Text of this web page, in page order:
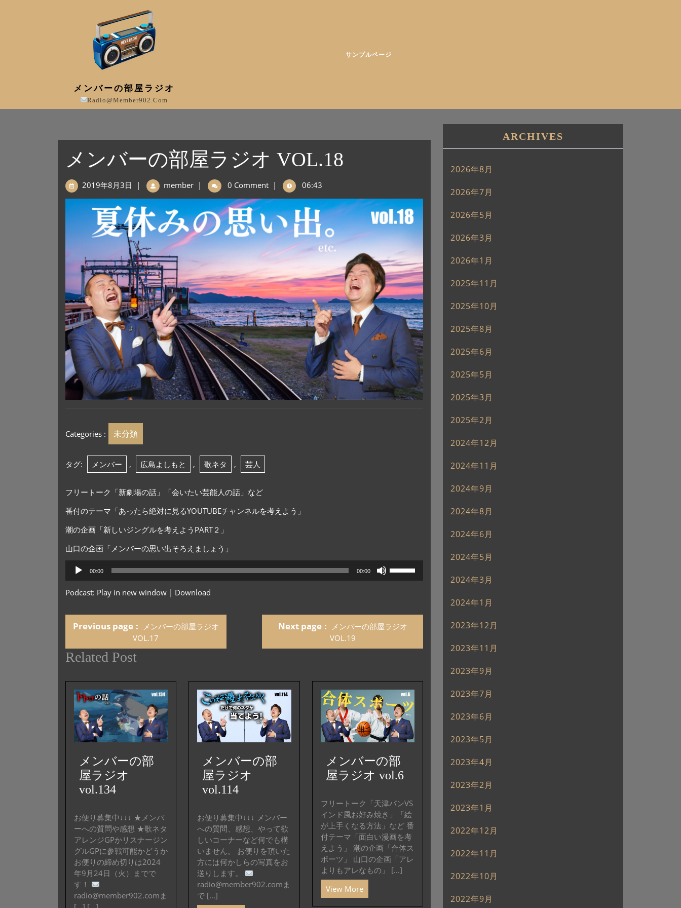
メンバーの部屋ラジオ
Radio@member902.com
サンプルページ
メンバーの部屋ラジオ VOL.18
2019年8月3日 | member | 0 Comment | 06:43
Categories : 未分類
タグ: メンバー , 広島よしもと , 歌ネタ , 芸人
フリートーク「新劇場の話」「会いたい芸能人の話」など
番付のテーマ「あったら絶対に見るYOUTUBEチャンネルを考えよう」
潮の企画「新しいジングルを考えようPART２」
山口の企画「メンバーの思い出そろえましょう」
プ
00:00 00:00
節
矢
キ
ー
を
使
っ
て
く
さ
い。
Podcast: Play in new window | Download
Previous page
メンバーの部屋ラジオ
VOL.17
Next page
メンバーの部屋ラジオ
VOL.19
Related Post
メンバーの部
屋ラジオ
vol.134
お便り募集中↓↓↓ ★メンバ
ーへの質問や感想 ★歌ネタ
アレンジGPかリスナージン
グルGPに参戦可能かどうか
お便りの締め切りは2024
年9月24日（火）までで
す！
radio@member902.comま
メンバーの部
屋ラジオ
vol.114
お便り募集中↓↓↓ メンバー
への質問、感想、やって欲
しいコーナーなど何でも構
いません。 お便りを頂いた
方には何かしらの写真をお
送りします。
radio@member902.comま
で [...]
メンバーの部
屋ラジオ vol.6
フリートーク「天津パンVS
インド風お好み焼き」「絵
が上手くなる方法」など 番
付テーマ「面白い漫画を考
えよう」 潮の企画「合体ス
ポーツ」 山口の企画「アレ
よりもアレなもの」 [...]
View More
ARCHIVES
2026年8月
2026年7月
2026年5月
2026年3月
2026年1月
2025年11月
2025年10月
2025年8月
2025年6月
2025年5月
2025年3月
2025年2月
2024年12月
2024年11月
2024年9月
2024年8月
2024年6月
2024年5月
2024年3月
2024年1月
2023年12月
2023年11月
2023年9月
2023年7月
2023年6月
2023年5月
2023年4月
2023年2月
2023年1月
2022年12月
2022年11月
2022年10月
2022年9月